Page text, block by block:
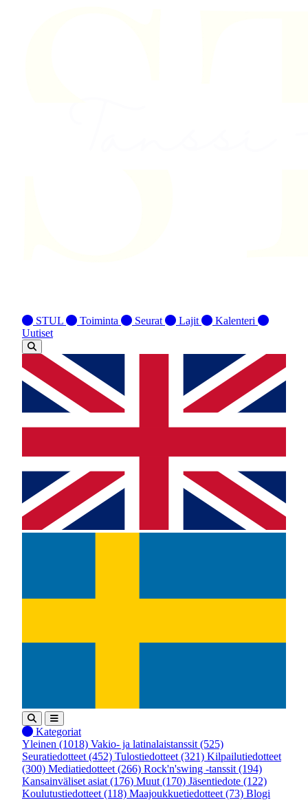
STUL Toiminta Seurat Lajit
Kalenteri
Uutiset
Kategoriat
Yleinen (1018) Vakio- ja latinalaistanssit (525)
Seuratiedotteet (452) Tulostiedotteet (321) Kilpailutiedotteet
(300) Mediatiedotteet (266) Rock'n'swing -tanssit (194)
Kansainväliset asiat (176) Muut (170) Jäsentiedote (122)
Koulutustiedotteet (118) Maajoukkuetiedotteet (73) Blogi